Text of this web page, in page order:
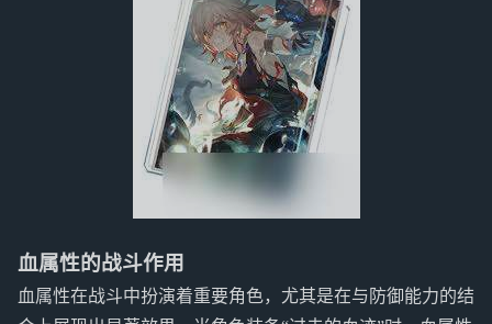
血属性的战斗作用
血属性在战斗中扮演着重要角色，尤其是在与防御能力的结